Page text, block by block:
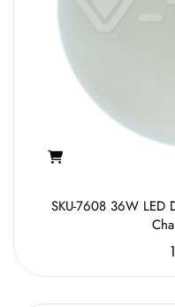
SKU-7608 36W LED